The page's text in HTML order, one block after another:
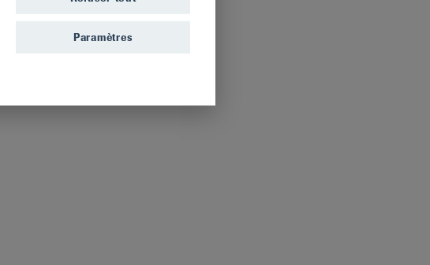
Paramètres